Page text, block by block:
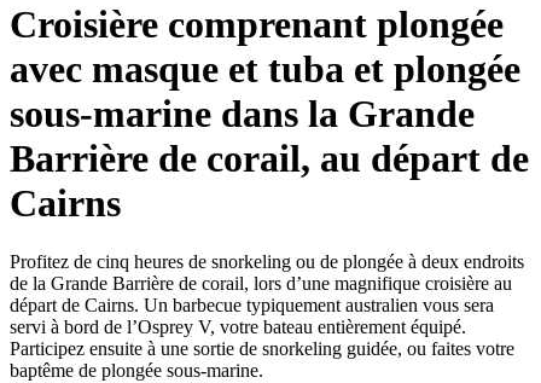
Croisière comprenant plongée
avec masque et tuba et plongée
sous-marine dans la Grande
Barrière de corail, au départ de
Cairns
Profitez de cinq heures de snorkeling ou de plongée à deux endroits
de la Grande Barrière de corail, lors d’une magnifique croisière au
départ de Cairns. Un barbecue typiquement australien vous sera
servi à bord de l’Osprey V, votre bateau entièrement équipé.
Participez ensuite à une sortie de snorkeling guidée, ou faites votre
baptême de plongée sous-marine.